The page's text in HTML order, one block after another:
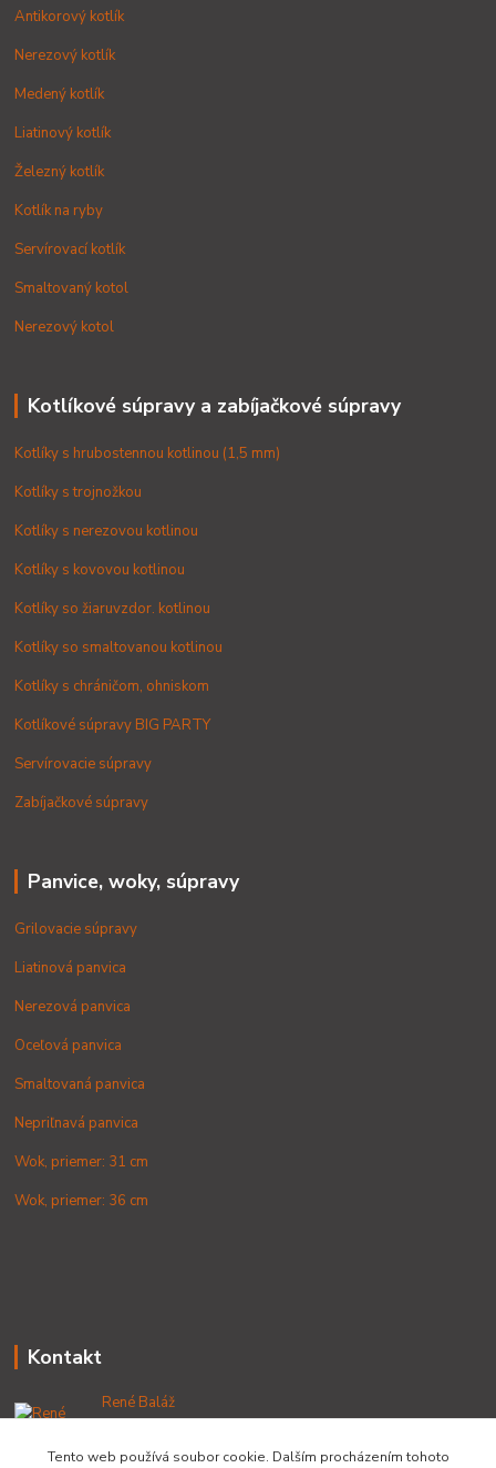
Antikorový kotlík
Nerezový kotlík
Medený kotlík
Liatinový kotlík
Železný kotlík
Kotlík na ryby
Servírovací kotlík
Smaltovaný kotol
Nerezový kotol
Kotlíkové súpravy a zabíjačkové súpravy
Kotlíky s hrubostennou kotlinou (1,5 mm)
Kotlíky s trojnožkou
Kotlíky s nerezovou kotlinou
Kotlíky s kovovou kotlinou
Kotlíky so žiaruvzdor. kotlinou
Kotlíky so smaltovanou kotlinou
Kotlíky s chráničom, ohniskom
Kotlíkové súpravy BIG PARTY
Servírovacie súpravy
Zabíjačkové súpravy
Panvice, woky, súpravy
Grilovacie súpravy
Liatinová panvica
Nerezová panvica
Oceľová panvica
Smaltovaná panvica
Nepriľnavá panvica
Wok, priemer: 31 cm
Wok, priemer: 36 cm
Kontakt
René Baláž
+421 902 212 007
od 8:00 - do 16:00 hod
Tento web používá soubor cookie. Dalším procházením tohoto